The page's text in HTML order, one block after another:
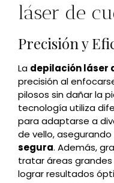
láser de
Precisión y
La depilación láser
precisión al
pilosos sin dañar la
tecnología utiliza
para adaptarse a
de vello,
segura. Además,
tratar áreas
lograr resultados